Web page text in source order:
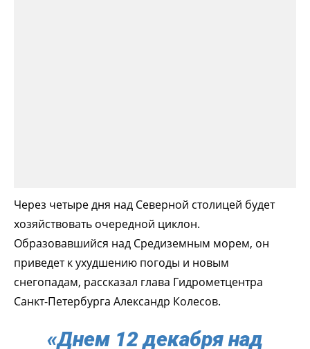
Через четыре дня над Северной столицей будет
хозяйствовать очередной циклон.
Образовавшийся над Средиземным морем, он
приведет к ухудшению погоды и новым
снегопадам, рассказал глава Гидрометцентра
Санкт-Петербурга Александр Колесов.
«Днем 12 декабря над